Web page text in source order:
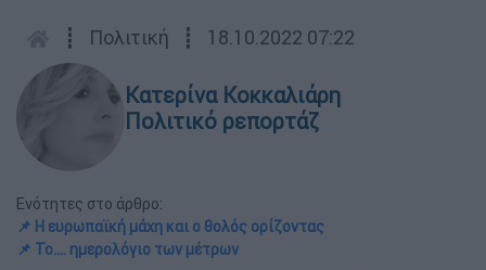
┋ Πολιτική ┋ 18.10.2022 07:22
Κατερίνα Κοκκαλιάρη
Πολιτικό ρεπορτάζ
Ενότητες στο άρθρο:
📌 Η ευρωπαϊκή μάχη και ο θολός ορίζοντας
📌 Το…. ημερολόγιο των μέτρων